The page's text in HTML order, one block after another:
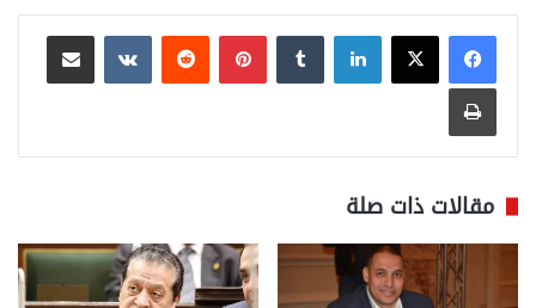
لينكدإن بينتيريست
مشاركة عبر البريد
طباعة
مقالات ذات صلة